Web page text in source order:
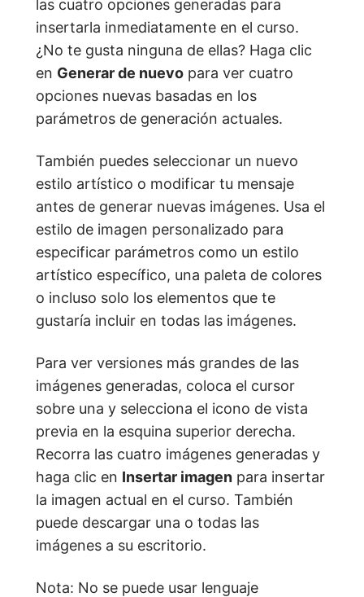
las cuatro opciones generadas para
insertarla inmediatamente en el curso.
¿No te gusta ninguna de ellas? Haga clic
en Generar de nuevo para ver cuatro
opciones nuevas basadas en los
parámetros de generación actuales.
También puedes seleccionar un nuevo
estilo artístico o modificar tu mensaje
antes de generar nuevas imágenes. Usa el
estilo de imagen personalizado para
especificar parámetros como un estilo
artístico específico, una paleta de colores
o incluso solo los elementos que te
gustaría incluir en todas las imágenes.
Para ver versiones más grandes de las
imágenes generadas, coloca el cursor
sobre una y selecciona el icono de vista
previa en la esquina superior derecha.
Recorra las cuatro imágenes generadas y
haga clic en Insertar imagen para insertar
la imagen actual en el curso. También
puede descargar una o todas las
imágenes a su escritorio.
Nota: No se puede usar lenguaje